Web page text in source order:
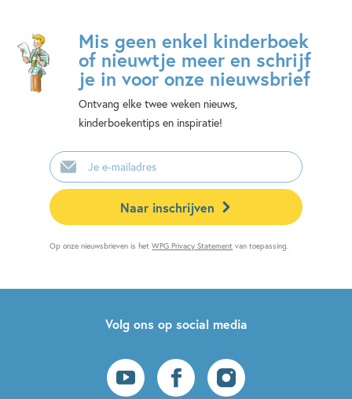
Mis geen enkel kinderboek
of nieuwtje meer en schrijf
je in voor onze nieuwsbrief
Ontvang elke twee weken nieuws,
kinderboekentips en inspiratie!
E-
mailadres
Naar inschrijven
Op onze nieuwsbrieven is hetWPG Privacy Statement van toepassing.
Volg ons op social media